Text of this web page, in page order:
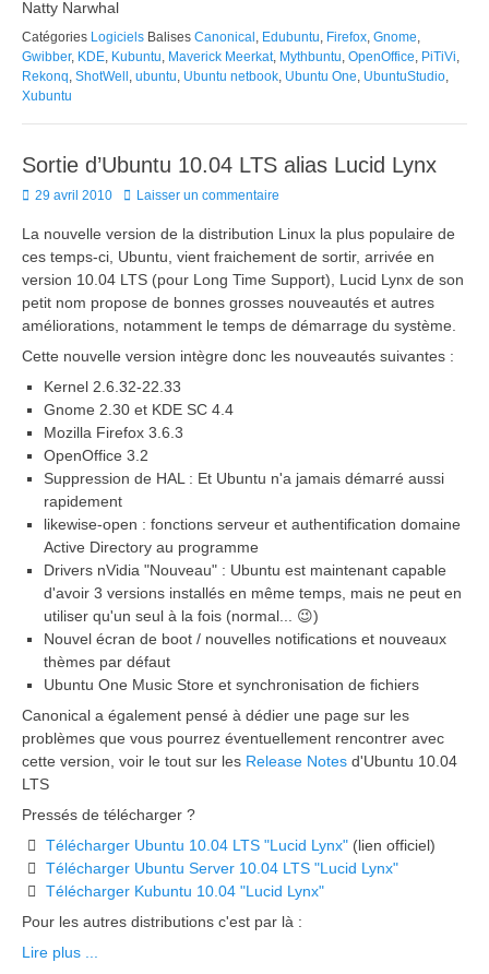
Natty Narwhal
Catégories Logiciels Balises Canonical , Edubuntu, Firefox, Gnome,
Gwibber, KDE, Kubuntu, Maverick Meerkat, Mythbuntu, OpenOffice, PiTiVi,
Rekonq, ShotWell , ubuntu, Ubuntu netbook, Ubuntu One, UbuntuStudio,
Xubuntu
Sortie d’Ubuntu 10.04 LTS alias Lucid Lynx
Posted
29 avril 2010 Laisser un commentaire
La nouvelle version de la distribution Linux la plus populaire de
ces temps-ci, Ubuntu, vient fraichement de sortir, arrivée en
version 10.04 LTS (pour Long Time Support), Lucid Lynx de son
petit nom propose de bonnes grosses nouveautés et autres
améliorations, notamment le temps de démarrage du système.
Cette nouvelle version intègre donc les nouveautés suivantes :
Kernel 2.6.32-22.33
Gnome 2.30 et KDE SC 4.4
Mozilla Firefox 3.6.3
OpenOffice 3.2
Suppression de HAL : Et Ubuntu n'a jamais démarré aussi
rapidement
likewise-open : fonctions serveur et authentification domaine
Active Directory au programme
Drivers nVidia "Nouveau" : Ubuntu est maintenant capable
d'avoir 3 versions installés en même temps, mais ne peut en
utiliser qu'un seul à la fois (normal... 😉)
Nouvel écran de boot / nouvelles notifications et nouveaux
thèmes par défaut
Ubuntu One Music Store et synchronisation de fichiers
Canonical a également pensé à dédier une page sur les
problèmes que vous pourrez éventuellement rencontrer avec
cette version, voir le tout sur les Release Notes d'Ubuntu 10.04
LTS
Pressés de télécharger ?
Télécharger Ubuntu 10.04 LTS "Lucid Lynx"(lien officiel)
Télécharger Ubuntu Server 10.04 LTS "Lucid Lynx"
Télécharger Kubuntu 10.04 "Lucid Lynx"
Pour les autres distributions c'est par là :
Lire plus ...